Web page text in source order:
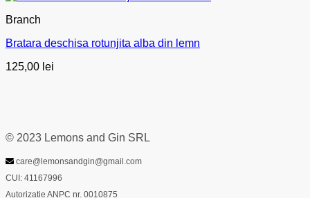
Branch
Bratara deschisa rotunjita alba din lemn
125,00 lei
© 2023 Lemons and Gin SRL
care@lemonsandgin@gmail.com
CUI: 41167996
Autorizatie ANPC nr. 0010875